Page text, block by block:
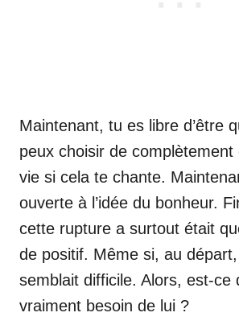
Maintenant, tu es libre d’être
peux choisir de complètement
vie si cela te chante.
ouverte à l’idée du bonheur.
cette rupture a surtout était
de positif. Même si, au
semblait difficile. Alors, est-ce
vraiment besoin de lui ?